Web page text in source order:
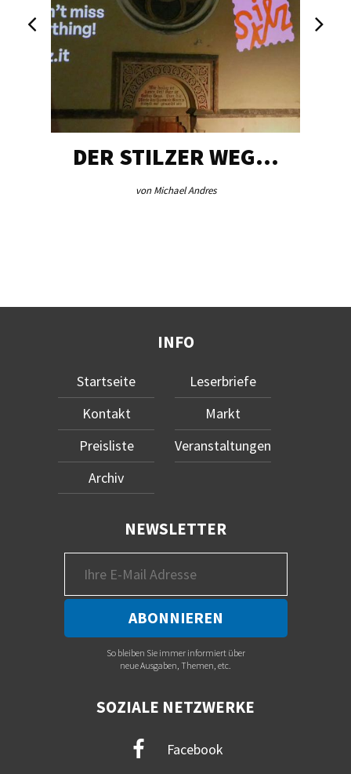
DER STILZER WEG…
von Michael Andres
INFO
Startseite
Kontakt
Preisliste
Archiv
Leserbriefe
Markt
Veranstaltungen
NEWSLETTER
So bleiben Sie immer informiert über
neue Ausgaben, Themen, etc.
SOZIALE NETZWERKE
Facebook